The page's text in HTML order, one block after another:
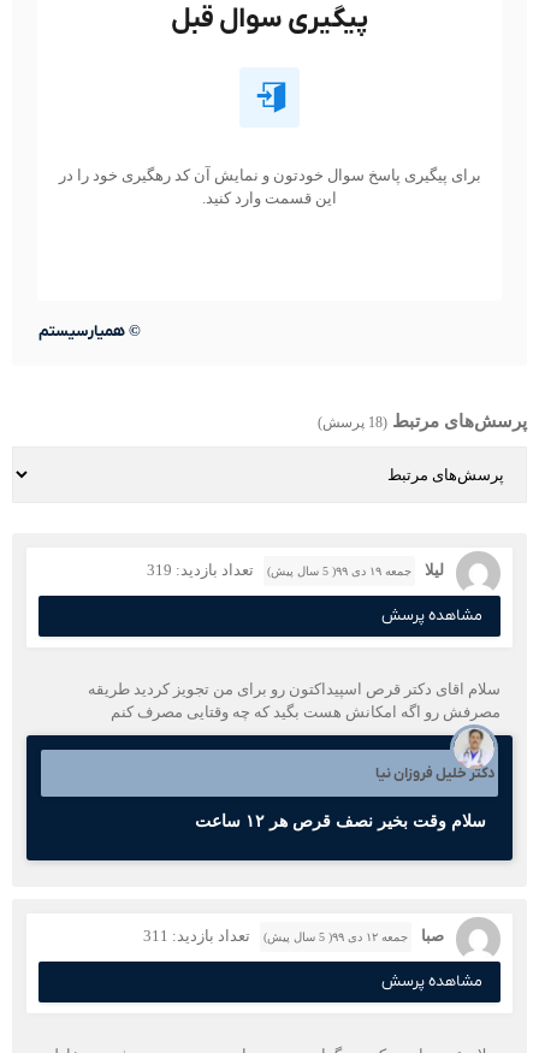
پیگیری سوال قبل
برای پیگیری پاسخ سوال خودتون و نمایش آن کد رهگیری خود را در
این قسمت وارد کنید.
© همیارسیستم
پرسش‌های مرتبط (18 پرسش)
لیلا جمعه ۱۹ دی ۹۹( 5 سال پیش) تعداد بازدید: 319
مشاهده پرسش
سلام اقای دکتر قرص اسپیداکتون رو برای من تجویز کردید طریقه
مصرفش رو اگه امکانش هست بگید که چه وقتایی مصرف کنم
دکتر خلیل فروزان نیا
سلام وقت بخیر نصف قرص هر ۱۲ ساعت
صبا جمعه ۱۲ دی ۹۹( 5 سال پیش) تعداد بازدید: 311
مشاهده پرسش